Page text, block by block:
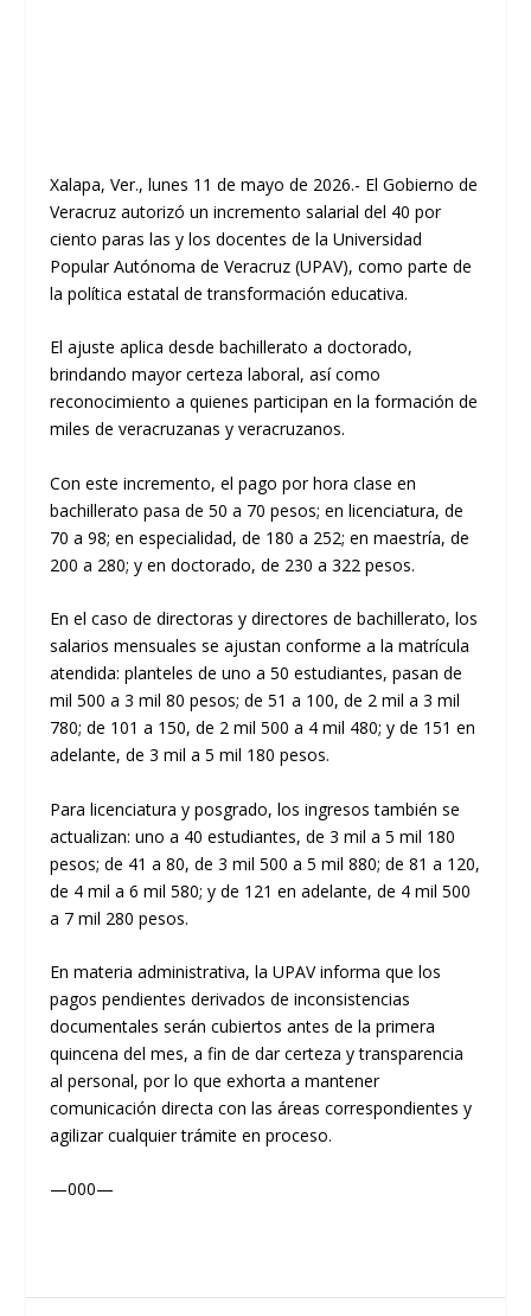
Xalapa, Ver., lunes 11 de mayo de 2026.- El Gobierno de
Veracruz autorizó un incremento salarial del 40 por
ciento paras las y los docentes de la Universidad
Popular Autónoma de Veracruz (UPAV), como parte de
la política estatal de transformación educativa.
El ajuste aplica desde bachillerato a doctorado,
brindando mayor certeza laboral, así como
reconocimiento a quienes participan en la formación de
miles de veracruzanas y veracruzanos.
Con este incremento, el pago por hora clase en
bachillerato pasa de 50 a 70 pesos; en licenciatura, de
70 a 98; en especialidad, de 180 a 252; en maestría, de
200 a 280; y en doctorado, de 230 a 322 pesos.
En el caso de directoras y directores de bachillerato, los
salarios mensuales se ajustan conforme a la matrícula
atendida: planteles de uno a 50 estudiantes, pasan de
mil 500 a 3 mil 80 pesos; de 51 a 100, de 2 mil a 3 mil
780; de 101 a 150, de 2 mil 500 a 4 mil 480; y de 151 en
adelante, de 3 mil a 5 mil 180 pesos.
Para licenciatura y posgrado, los ingresos también se
actualizan: uno a 40 estudiantes, de 3 mil a 5 mil 180
pesos; de 41 a 80, de 3 mil 500 a 5 mil 880; de 81 a 120,
de 4 mil a 6 mil 580; y de 121 en adelante, de 4 mil 500
a 7 mil 280 pesos.
En materia administrativa, la UPAV informa que los
pagos pendientes derivados de inconsistencias
documentales serán cubiertos antes de la primera
quincena del mes, a fin de dar certeza y transparencia
al personal, por lo que exhorta a mantener
comunicación directa con las áreas correspondientes y
agilizar cualquier trámite en proceso.
—000—